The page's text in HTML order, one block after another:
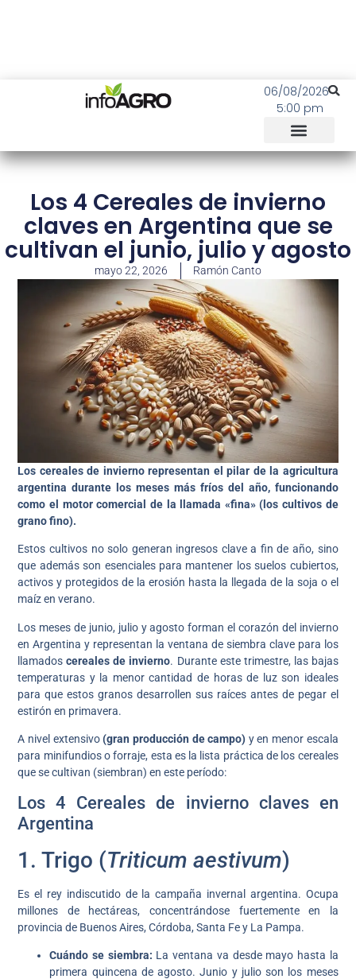
06/08/2026
5:00 pm
Los 4 Cereales de invierno
claves en Argentina que se
cultivan el junio, julio y agosto
mayo 22, 2026 Ramón Canto
Los cereales de invierno representan el pilar de la agricultura
argentina durante los meses más fríos del año, funcionando
como el motor comercial de la llamada «fina» (los cultivos de
grano fino).
Estos cultivos no solo generan ingresos clave a fin de año, sino
que además son esenciales para mantener los suelos cubiertos,
activos y protegidos de la erosión hasta la llegada de la soja o el
maíz en verano.
Los meses de junio, julio y agosto forman el corazón del invierno
en Argentina y representan la ventana de siembra clave para los
llamadoscereales de invierno. Durante este trimestre, las bajas
temperaturas y la menor cantidad de horas de luz son ideales
para que estos granos desarrollen sus raíces antes de pegar el
estirón en primavera.
A nivel extensivo(gran producción de campo) y en menor escala
para minifundios o forraje, esta es la lista práctica de los cereales
que se cultivan (siembran) en este período:
Los 4 Cereales de invierno claves en
Argentina
1. Trigo (Triticum aestivum)
Es el rey indiscutido de la campaña invernal argentina. Ocupa
millones de hectáreas, concentrándose fuertemente en la
provincia de Buenos Aires, Córdoba, Santa Fe y La Pampa.
Cuándo se siembra: La ventana va desde mayo hasta la
primera quincena de agosto. Junio y julio son los meses